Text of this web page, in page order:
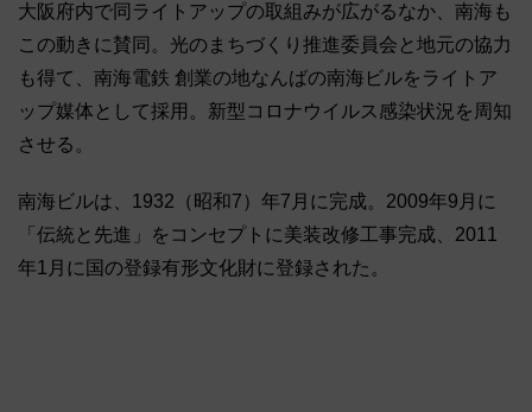
大阪府内で同ライトアップの取組みが広がるなか、南海も
この動きに賛同。光のまちづくり推進委員会と地元の協力
も得て、南海電鉄 創業の地なんばの南海ビルをライトア
ップ媒体として採用。新型コロナウイルス感染状況を周知
させる。
南海ビルは、1932（昭和7）年7月に完成。2009年9月に
「伝統と先進」をコンセプトに美装改修工事完成、2011
年1月に国の登録有形文化財に登録された。